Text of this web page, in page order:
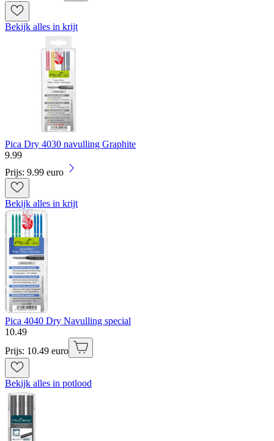
Bekijk alles in krijt
Pica Dry 4030 navulling Graphite
9.99
Prijs: 9.99 euro
Bekijk alles in krijt
Pica 4040 Dry Navulling special
10.49
Prijs: 10.49 euro
Bekijk alles in potlood